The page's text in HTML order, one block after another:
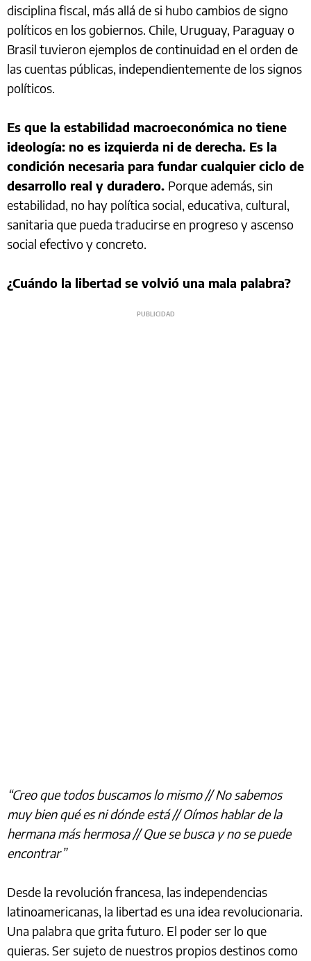
disciplina fiscal, más allá de si hubo cambios de signo
políticos en los gobiernos. Chile, Uruguay, Paraguay o
Brasil tuvieron ejemplos de continuidad en el orden de
las cuentas públicas, independientemente de los signos
políticos.
Es que la estabilidad macroeconómica no tiene
ideología: no es izquierda ni de derecha. Es la
condición necesaria para fundar cualquier ciclo de
desarrollo real y duradero. Porque además, sin
estabilidad, no hay política social, educativa, cultural,
sanitaria que pueda traducirse en progreso y ascenso
social efectivo y concreto.
¿Cuándo la libertad se volvió una mala palabra?
“Creo que todos buscamos lo mismo // No sabemos
muy bien qué es ni dónde está // Oímos hablar de la
hermana más hermosa // Que se busca y no se puede
encontrar”
Desde la revolución francesa, las independencias
latinoamericanas, la libertad es una idea revolucionaria.
Una palabra que grita futuro. El poder ser lo que
quieras. Ser sujeto de nuestros propios destinos como